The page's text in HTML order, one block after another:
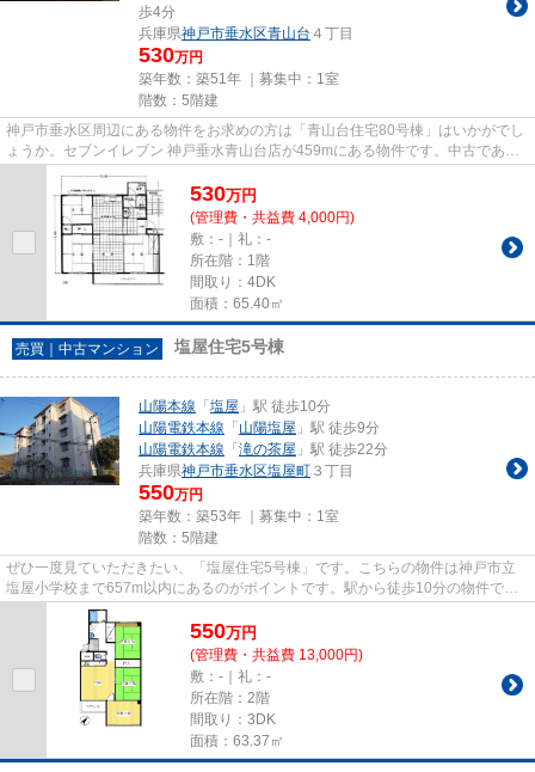
歩4分
兵庫県神戸市垂水区青山台 ４丁目
530万円
築年数：築51年 ｜募集中： 1室
階数：5階建
神戸市垂水区周辺にある物件をお求めの方は「青山台住宅80号棟」はいかがでし
ょうか。セブンイレブン 神戸垂水青山台店が459mにある物件です。中古であり
ながら、綺麗で機能的な設備の...
530万円
(管理費・共益費 4,000円)
敷：-｜礼：-
所在階：1階
間取り：4DK
面積：65.40㎡
売買｜中古マンション 塩屋住宅5号棟
山陽本線 「 塩屋 」駅 徒歩10分
山陽電鉄本線 「 山陽塩屋 」駅 徒歩9分
山陽電鉄本線 「 滝の茶屋 」駅 徒歩22分
兵庫県神戸市垂水区塩屋町 ３丁目
550万円
築年数：築53年 ｜募集中： 1室
階数：5階建
ぜひ一度見ていただきたい、「塩屋住宅5号棟」です。こちらの物件は神戸市立
塩屋小学校まで657m以内にあるのがポイントです。駅から徒歩10分の物件で
す。マンションにどんな人が住んで...
550万円
(管理費・共益費 13,000円)
敷：-｜礼：-
所在階：2階
間取り：3DK
面積：63.37㎡